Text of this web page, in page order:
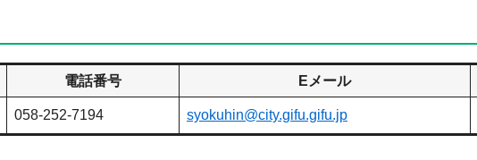
電話番号 Eメール
058-252-7194 syokuhin@city.gifu.gifu.jp